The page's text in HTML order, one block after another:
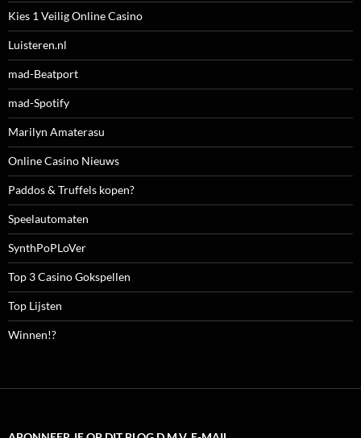
Kies 1 Veilig Online Casino
Luisteren.nl
mad-Beatport
mad-Spotify
Marilyn Amaterasu
Online Casino Nieuws
Paddos & Truffels kopen?
Speelautomaten
SynthPoPLoVer
Top 3 Casino Gokspellen
Top Lijsten
Winnen!?